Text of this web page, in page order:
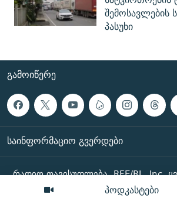
პოდკასტები
შემოსავლების
პასუხი
ᲒᲐᲛᲝᲘᲬᲔᲠᲔ
ᲡᲐᲘᲜᲤᲝᲠᲛᲐᲪᲘᲝ ᲒᲕᲔᲠᲓᲔᲑᲘ
რადიო თავისუფლება, RFE/RL, Inc.
დაცულია